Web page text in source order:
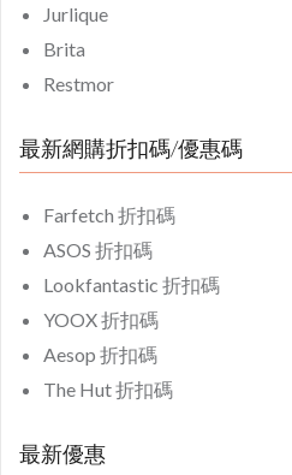
Jurlique
Brita
Restmor
最新網購折扣碼/優惠碼
Farfetch 折扣碼
ASOS 折扣碼
Lookfantastic 折扣碼
YOOX 折扣碼
Aesop 折扣碼
The Hut 折扣碼
最新優惠